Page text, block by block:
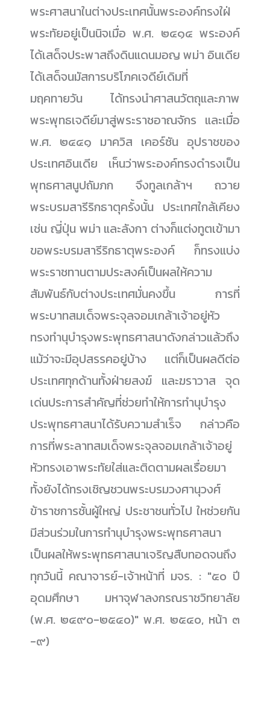
พระศาสนาในต่างประเทศนั้นพระองค์ทรงใฝ่
พระทัยอยู่เป็นนิจเมื่อ พ.ศ. ๒๔๑๔ พระองค์
ได้เสด็จประพาสถึงดินแดนมอญ พม่า อินเดีย
ได้เสด็จนมัสการบริโภคเจดีย์เดิมที่
มฤคทายวัน ได้ทรงนำศาสนวัตถุและภาพ
พระพุทธเจดีย์มาสู่พระราชอาณจักร และเมื่อ
พ.ศ. ๒๔๔๑ มาควิส เคอร์ซัน อุปราชของ
ประเทศอินเดีย เห็นว่าพระองค์ทรงดำรงเป็น
พุทธศาสนูปถัมภก จึงทูลเกล้าฯ ถวาย
พระบรมสารีริกธาตุครั้งนั้น ประเทศใกล้เคียง
เช่น ญี่ปุ่น พม่า และลังกา ต่างก็แต่งทูตเข้ามา
ขอพระบรมสารีริกธาตุพระองค์ ก็ทรงแบ่ง
พระราชทานตามประสงค์เป็นผลให้ความ
สัมพันธ์กับต่างประเทศมั่นคงขึ้น การที่
พระบาทสมเด็จพระจุลจอมเกล้าเจ้าอยู่หัว
ทรงทำนุบำรุงพระพุทธศาสนาดังกล่าวแล้วถึง
แม้ว่าจะมีอุปสรรคอยู่บ้าง แต่ก็เป็นผลดีต่อ
ประเทศทุกด้านทั้งฝ่ายสงฆ์ และฆราวาส จุด
เด่นประการสำคัญที่ช่วยทำให้การทำนุบำรุง
ประพุทธศาสนาได้รับความสำเร็จ กล่าวคือ
การที่พระลาทสมเด็จพระจุลจอมเกล้าเจ้าอยู่
หัวทรงเอาพระทัยใส่และติดตามผลเรื่อยมา
ทั้งยังได้ทรงเชิญชวนพระบรมวงศานุวงศ์
ข้าราชการชั้นผู้ใหญ่ ประชาชนทั่วไป ใหช่วยกัน
มีส่วนร่วมในการทำนุบำรุงพระพุทธศาสนา
เป็นผลให้พระพุทธศาสนาเจริญสืบทอดจนถึง
ทุกวันนี้ คณาจารย์-เจ้าหน้าที่ มจร. : "๕๐ ปี
อุดมศึกษา มหาจุฬาลงกรณราชวิทยาลัย
(พ.ศ. ๒๔๙๐-๒๕๔๐)" พ.ศ. ๒๕๔๐, หน้า ๓
-๙)